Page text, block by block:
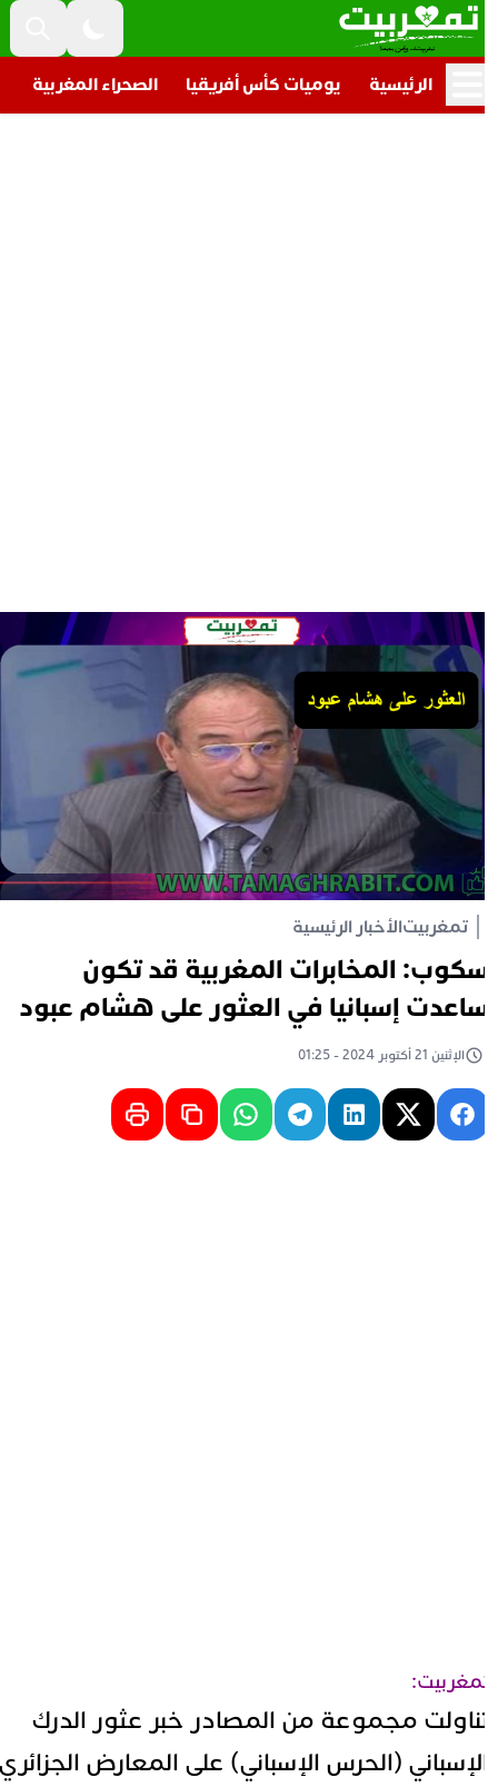
الرئيسية يوميات كأس أفريقيا الصحراء المغربية
تمغربيتالأخبار الرئيسية
المخابرات المغربية قد تكون
إسبانيا في العثور على هشام عبود
الإثنين 21 أكتوبر 2024 - 01:25
مجموعة من المصادر خبر عثور الدرك
(الحرس الإسباني) على المعارض الجزائري